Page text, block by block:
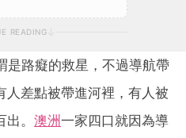
READING
是路癡的救星，不過導航帶
人差點被帶進河裡，有人被
。 澳洲一家四口就因為導